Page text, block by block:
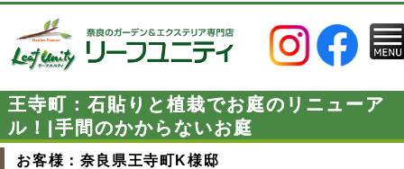
王寺町：石貼りと植栽でお庭のリニューア
ル！|手間のかからないお庭
お客様：奈良県王寺町K様邸